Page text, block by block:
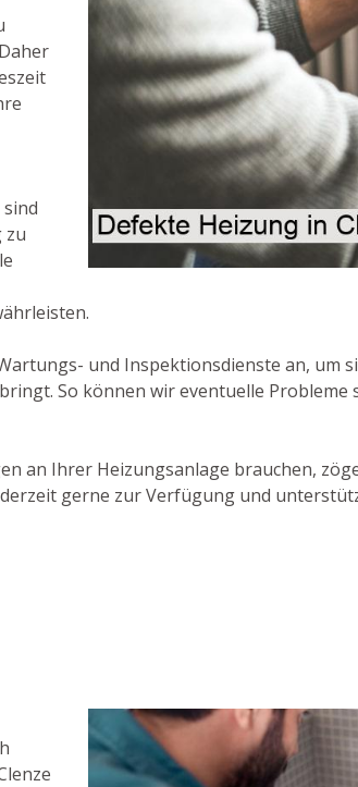
zu
und Inspektionsdienste an, um
So können wir eventuelle
an Ihrer Heizungsanlage brauchen,
gerne zur Verfügung und